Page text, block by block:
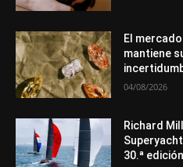
El
mantiene
04/08/2026
Richard
30.ª edición